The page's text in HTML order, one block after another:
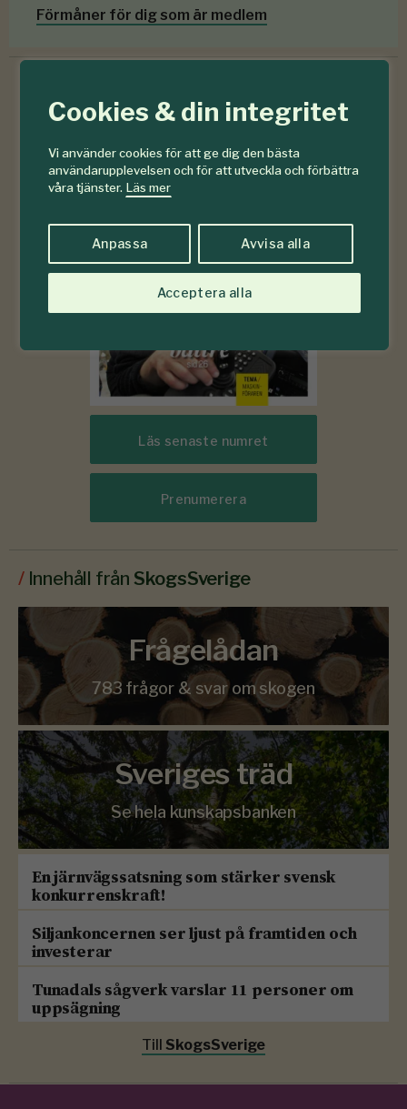
Cookies & din integritet
Vi använder cookies för att ge dig den bästa
användarupplevelsen och för att utveckla och förbättra
våra tjänster. Läs mer
Anpassa Avvisa alla
Acceptera alla
Förmåner för dig som är medlem
6-7
2026
Läs senaste numret
Prenumerera
/ Innehåll från SkogsSverige
Frågelådan
783 frågor & svar om skogen
Sveriges träd
Se hela kunskapsbanken
En järnvägssatsning som stärker svensk
konkurrenskraft!
Siljankoncernen ser ljust på framtiden och
investerar
Tunadals sågverk varslar 11 personer om
uppsägning
Till SkogsSverige